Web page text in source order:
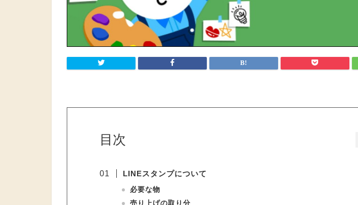
目次
LINEスタンプについて
必要な物
売り上げの取り分